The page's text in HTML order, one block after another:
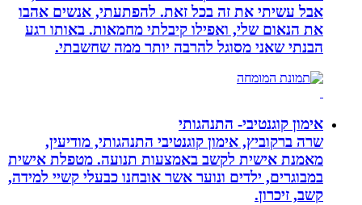
אבל עשיתי את זה בכל זאת. להפתעתי, אנשים אהבו
את הנאום שלי, ואפילו קיבלתי מחמאות. באותו רגע
הבנתי שאני מסוגל להרבה יותר ממה שחשבתי.
אימון קוגנטיבי- התנהגותי
שרה ברקוביץ, אימון קוגנטיבי התנהגותי, מודיעין,
מאמנת אישית לקשב באמצעות תנועה. מטפלת אישית
במבוגרים, ילדים ונוער אשר אובחנו כבעלי קשיי למידה,
קשב, זיכרון.